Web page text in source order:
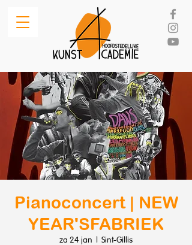
Pianoconcert | NEW
YEAR'SFABRIEK
za 24 jan
  |
Sint-Gillis